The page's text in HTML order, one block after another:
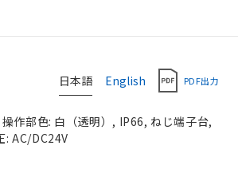
日本語 English PDF出力
作部色: 白（透明）, IP66, ねじ端子台,
: AC/DC24V